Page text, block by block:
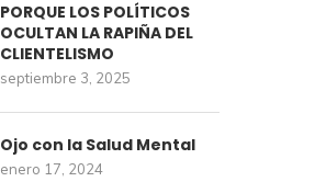
PORQUE LOS POLÍTICOS
OCULTAN LA RAPIÑA DEL
CLIENTELISMO
septiembre 3, 2025
Ojo con la Salud Mental
enero 17, 2024